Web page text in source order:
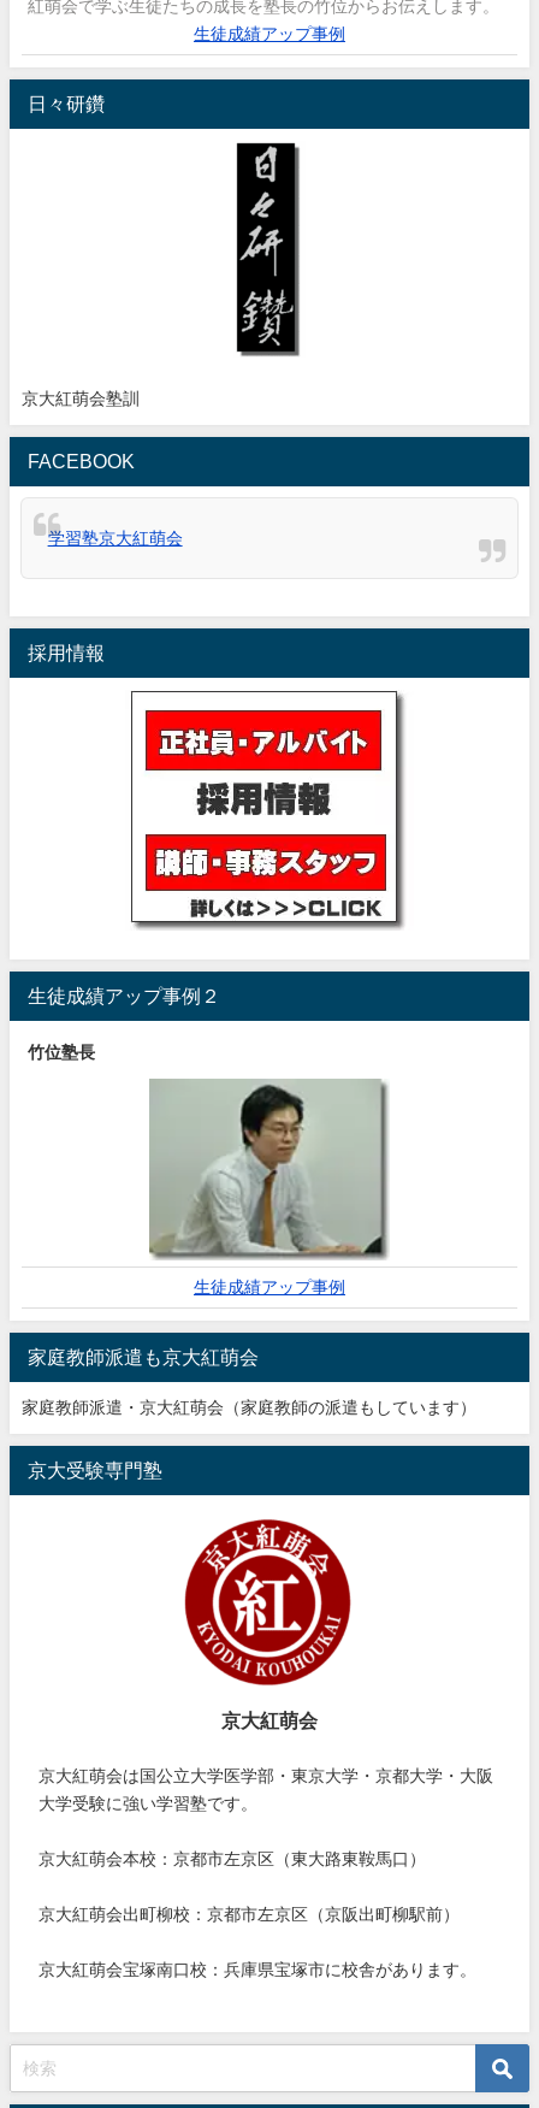
紅萌会で学ぶ生徒たちの成長を塾長の竹位からお伝えします。
生徒成績アップ事例
日々研鑽
京大紅萌会塾訓
FACEBOOK
学習塾京大紅萌会
採用情報
生徒成績アップ事例２
竹位塾長
生徒成績アップ事例
家庭教師派遣も京大紅萌会
家庭教師派遣・京大紅萌会（家庭教師の派遣もしています）
京大受験専門塾
京大紅萌会
京大紅萌会は国公立大学医学部・東京大学・京都大学・大阪
大学受験に強い学習塾です。
京大紅萌会本校：京都市左京区（東大路東鞍馬口）
京大紅萌会出町柳校：京都市左京区（京阪出町柳駅前）
京大紅萌会宝塚南口校：兵庫県宝塚市に校舎があります。